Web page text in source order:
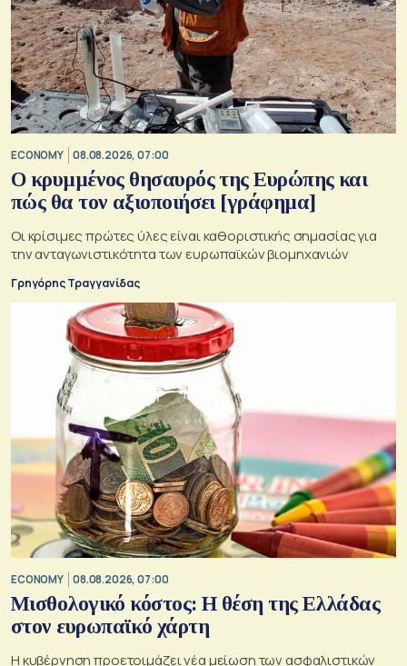
ECONOMY 08.08.2026, 07:00
Ο κρυμμένος θησαυρός της Ευρώπης και
πώς θα τον αξιοποιήσει [γράφημα]
Οι κρίσιμες πρώτες ύλες είναι καθοριστικής σημασίας για
την ανταγωνιστικότητα των ευρωπαϊκών βιομηχανιών
Γρηγόρης Τραγγανίδας
ECONOMY 08.08.2026, 07:00
Μισθολογικό κόστος: Η θέση της Ελλάδας
στον ευρωπαϊκό χάρτη
Η κυβέρνηση προετοιμάζει νέα μείωση των ασφαλιστικών